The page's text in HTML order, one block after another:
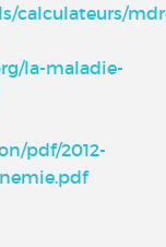
calculateurs/
la-maladie-
pdf/2012-